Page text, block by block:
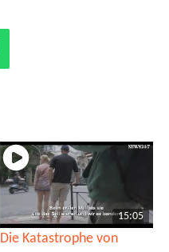
15:05
Die Katastrophe von